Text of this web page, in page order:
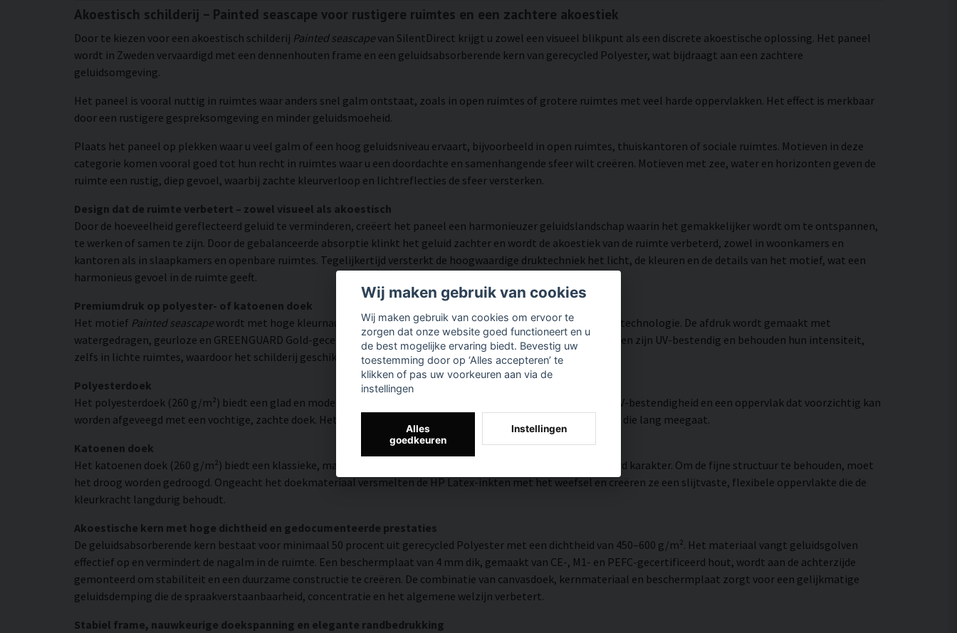
Akoestisch schilderij – Painted seascape voor rustigere ruimtes en een zachtere akoestiek
Door te kiezen voor een akoestisch schilderij Painted seascapevan SilentDirect krijgt u zowel een visueel blikpunt als een discrete akoestische oplossing. Het paneel
wordt in Zweden vervaardigd met een dennenhouten frame en een geluidsabsorberende kern van gerecycled Polyester, wat bijdraagt aan een zachtere
geluidsomgeving.
Het paneel is vooral nuttig in ruimtes waar anders snel galm ontstaat, zoals in open ruimtes of grotere ruimtes met veel harde oppervlakken. Het effect is merkbaar
door een rustigere gespreksomgeving en minder geluidsmoeheid.
Plaats het paneel op plekken waar u veel galm of een hoog geluidsniveau ervaart, bijvoorbeeld in open ruimtes, thuiskantoren of sociale ruimtes. Motieven in deze
categorie komen vooral goed tot hun recht in ruimtes waar u een doordachte en samenhangende sfeer wilt creëren. Motieven met zee, water en horizonten geven de
ruimte een rustig, diep gevoel, waarbij zachte kleurverloop en lichtreflecties de sfeer versterken.
Design dat de ruimte verbetert – zowel visueel als akoestisch
Door de hoeveelheid gereflecteerd geluid te verminderen, creëert het paneel een harmonieuzer geluidslandschap waarin het gemakkelijker wordt om te ontspannen,
te werken of samen te zijn. Door de gebalanceerde absorptie klinkt het geluid zachter en wordt de akoestiek van de ruimte verbeterd, zowel in woonkamers en
kantoren als in slaapkamers en openbare ruimtes. Tegelijkertijd versterkt de hoogwaardige druktechniek het licht, de kleuren en de details van het motief, wat een
harmonieus gevoel in de ruimte geeft.
Premiumdruk op polyester- of katoenen doek
Het motief Painted seascape wordt met hoge kleurnauwkeurigheid en veel detail weergegeven dankzij HP Latex-technologie. De afdruk wordt gemaakt met
watergedragen, geurloze en GREENGUARD Gold-gecertificeerde inkt die een resolutie tot 300 DPI biedt. De kleuren zijn UV-bestendig en behouden hun intensiteit,
zelfs in lichte ruimtes, waardoor het schilderij geschikt is voor zowel thuis als in openbare omgevingen.
Polyesterdoek
Het polyesterdoek (260 g/m²) biedt een glad en modern oppervlak met hoge kleurnauwkeurigheid, zeer goede UV-bestendigheid en een oppervlak dat voorzichtig kan
worden afgeveegd met een vochtige, zachte doek. Het resultaat is een moderne, heldere en kleurrijke uitstraling die lang meegaat.
Katoenen doek
Het katoenen doek (260 g/m²) biedt een klassieke, matte textuur met natuurlijke warmte en een handgeschilderd karakter. Om de fijne structuur te behouden, moet
het droog worden gedroogd. Ongeacht het doekmateriaal versmelten de HP Latex-inkten met het weefsel en creëren ze een slijtvaste, flexibele oppervlakte die de
kleurkracht langdurig behoudt.
Akoestische kern met hoge dichtheid en gedocumenteerde prestaties
De geluidsabsorberende kern bestaat voor minimaal 50 procent uit gerecycled Polyester met een dichtheid van 450–600 g/m². Het materiaal vangt geluidsgolven
effectief op en vermindert de nagalm in de ruimte. Een beschermplaat van 4 mm dik, gemaakt van CE-, M1- en PEFC-gecertificeerd hout, wordt aan de achterzijde
gemonteerd om stabiliteit en een duurzame constructie te creëren. De combinatie van canvasdoek, kernmateriaal en beschermplaat zorgt voor een gelijkmatige
geluidsdemping die de spraakverstaanbaarheid, concentratie en het algemene welzijn verbetert.
Stabiel frame, nauwkeurige doekspanning en elegante randbedrukking
Wij maken gebruik van cookies
Wij maken gebruik van cookies om ervoor te
zorgen dat onze website goed functioneert en u
de best mogelijke ervaring biedt. Bevestig uw
toestemming door op ‘Alles accepteren’ te
klikken of pas uw voorkeuren aan via de
instellingen
Alles
goedkeuren
Instellingen